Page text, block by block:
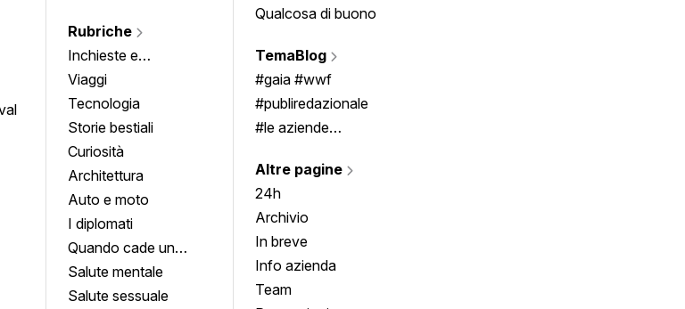
Rubriche
Inchieste e
approfondimenti
Viaggi
Tecnologia
Storie bestiali
Curiosità
Architettura
Auto e moto
I diplomati
Quando cade un
quadro
Salute mentale
Salute sessuale
Qualcosa di buono
TemaBlog
#gaia #wwf
#publiredazionale
#le aziende
Altre pagine
24h
Archivio
In breve
Info azienda
Team